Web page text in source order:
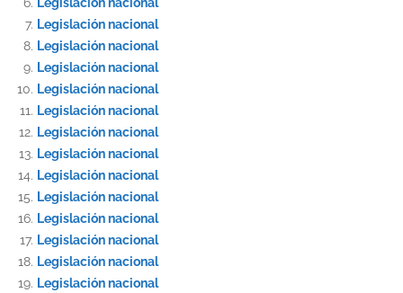
Legislación nacional
Legislación nacional
Legislación nacional
Legislación nacional
Legislación nacional
Legislación nacional
Legislación nacional
Legislación nacional
Legislación nacional
Legislación nacional
Legislación nacional
Legislación nacional
Legislación nacional